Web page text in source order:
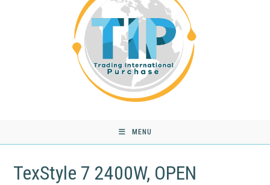
MENU
TexStyle 7 2400W, OPEN